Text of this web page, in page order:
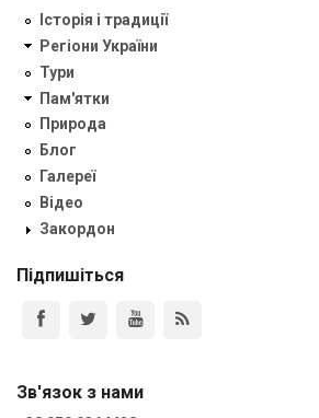
Історія і традиції
Регіони України
Тури
Пам'ятки
Природа
Блог
Галереї
Відео
Закордон
Підпишіться
Зв'язок з нами